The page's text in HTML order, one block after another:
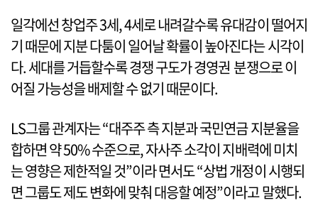
일각에선 창업주 3세, 4세로 내려갈수록 유대감이 떨어지
기 때문에 지분 다툼이 일어날 확률이 높아진다는 시각이
다. 세대를 거듭할수록 경쟁 구도가 경영권 분쟁으로 이
어질 가능성을 배제할 수 없기 때문이다.
LS그룹 관계자는 “대주주 측 지분과 국민연금 지분율을
합하면 약 50% 수준으로, 자사주 소각이 지배력에 미치
는 영향은 제한적일 것”이라 면서도 “상법 개정이 시행되
면 그룹도 제도 변화에 맞춰 대응할 예정”이라고 말했다.